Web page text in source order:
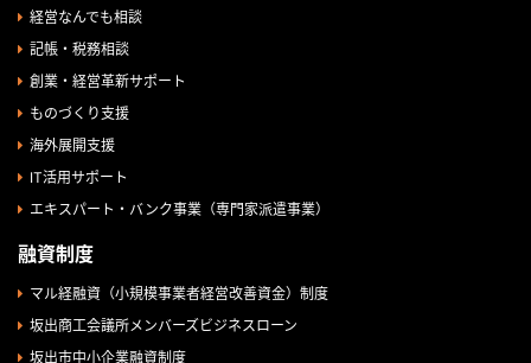
経営なんでも相談
記帳・税務相談
創業・経営革新サポート
ものづくり支援
海外展開支援
IT活用サポート
エキスパート・バンク事業（専門家派遣事業）
融資制度
マル経融資（小規模事業者経営改善資金）制度
坂出商工会議所メンバーズビジネスローン
坂出市中小企業融資制度